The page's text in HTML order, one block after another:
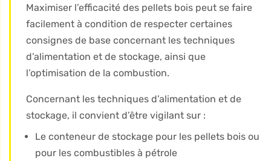
Maximiser l’efficacité des pellets bois peut se faire
facilement à condition de respecter certaines
consignes de base concernant les techniques
d’alimentation et de stockage, ainsi que
l’optimisation de la combustion.
Concernant les techniques d’alimentation et de
stockage, il convient d’être vigilant sur :
Le conteneur de stockage pour les pellets bois ou
pour les combustibles à pétrole